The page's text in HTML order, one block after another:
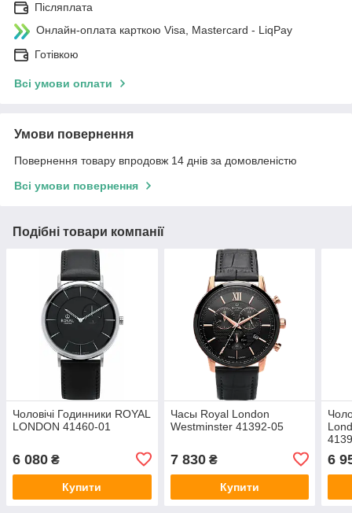
Післяплата
Онлайн-оплата карткою Visa, Mastercard - LiqPay
Готівкою
Всі умови оплати
Умови повернення
Повернення товару впродовж 14 днів за домовленістю
Всі умови повернення
Подібні товари компанії
Чоловічі Годинники ROYAL
LONDON 41460-01
6 080 ₴
Купити
Часы Royal London
Westminster 41392-05
7 830₴
Купити
6